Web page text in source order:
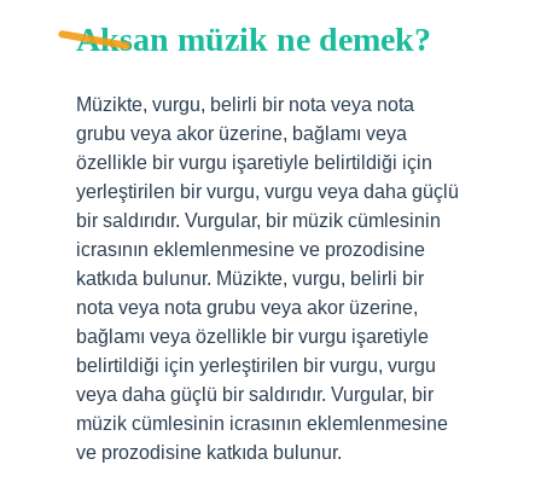
Aksan müzik ne demek?
Müzikte, vurgu, belirli bir nota veya nota
grubu veya akor üzerine, bağlamı veya
özellikle bir vurgu işaretiyle belirtildiği için
yerleştirilen bir vurgu, vurgu veya daha güçlü
bir saldırıdır. Vurgular, bir müzik cümlesinin
icrasının eklemlenmesine ve prozodisine
katkıda bulunur. Müzikte, vurgu, belirli bir
nota veya nota grubu veya akor üzerine,
bağlamı veya özellikle bir vurgu işaretiyle
belirtildiği için yerleştirilen bir vurgu, vurgu
veya daha güçlü bir saldırıdır. Vurgular, bir
müzik cümlesinin icrasının eklemlenmesine
ve prozodisine katkıda bulunur.